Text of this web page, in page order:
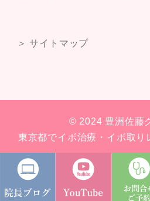
＞ サイトマップ
© 2024 豊洲佐藤
東京都でイボ治療・イボ取り